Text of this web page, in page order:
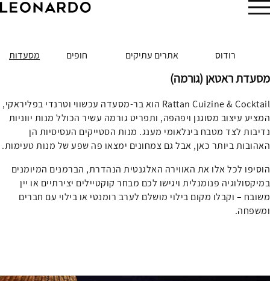
רודוס אתרים עתיקים חופים מסעדות
מסעדת ראטאן (גורמה)
Rattan Cuizine & Cocktail הוא בר-מסעדה עכשווי וטרנדי בפליראקי,
המציע עיצוב מסוגנן ויפהפה, ותפריט גורמה עשיר הכולל מנות יווניות
נדיבות לצד מטבח בינלאומי מענג. מנות הסטייקים העסיסיות הן
האהובות ביותר כאן, אבל גם צמחונים ימצאו פה שפע של מנות טעימות.
הוסיפו לכל אלו את האווירה האלגנטית הנהדרת, הברמנים המיומנים
במיקסולוגיה פנומנלית ויגישו לכם מבחר קוקטיילים יצירתיים או יין
משובח – וקבלו מקום בילוי מושלם לערב רומנטי או בילוי עם חברים
ומשפחה.